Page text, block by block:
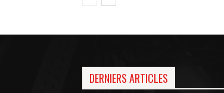
DERNIERS ARTICLES